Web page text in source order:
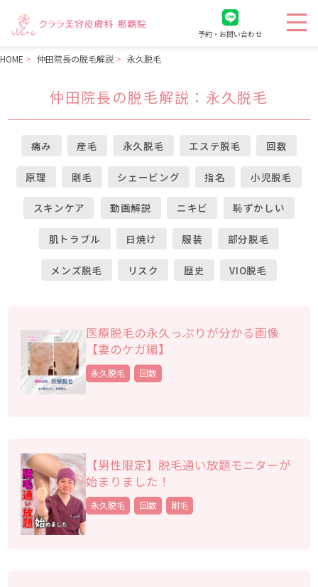
予約・お問い合わせ
HOME 仲田院長の脱毛解説 永久脱毛
仲田院長の脱毛解説 ：永久脱毛
痛み 産毛 永久脱毛 エステ脱毛 回数
原理 剛毛 シェービング 指名 小児脱毛
スキンケア 動画解説 ニキビ 恥ずかしい
肌トラブル 日焼け 服装 部分脱毛
メンズ脱毛 リスク 歴史 VIO脱毛
医療脱毛の永久っぷりが分かる画像
【妻のケガ編】
永久脱毛 回数
【男性限定】脱毛通い放題モニターが
始まりました！
永久脱毛 回数 剛毛